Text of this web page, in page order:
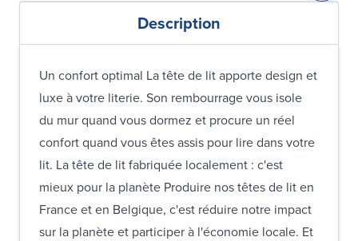
Description
Un confort optimal La tête de lit apporte design et
luxe à votre literie. Son rembourrage vous isole
du mur quand vous dormez et procure un réel
confort quand vous êtes assis pour lire dans votre
lit. La tête de lit fabriquée localement : c'est
mieux pour la planète Produire nos têtes de lit en
France et en Belgique, c'est réduire notre impact
sur la planète et participer à l'économie locale. Et